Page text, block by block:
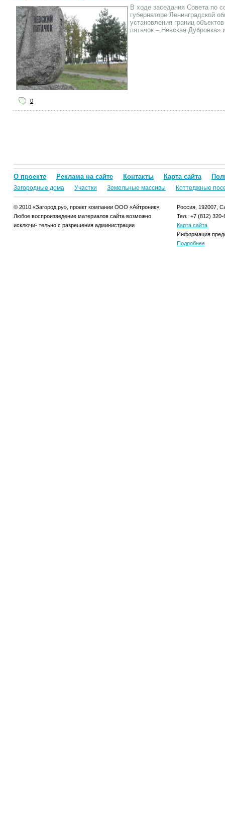
В ходе заседания Совета по
губернаторе Ленинградской
установления границ
пятачок – Невская
0
О проекте Реклама на сайте Контакты Карта сайта
Загородные дома Участки Земельные массивы Коттеджные
© 2010 «Загород.ру», проект компании ООО «Айтроник».
Любое воспроизведение материалов сайта возможно
исключи- тельно с разрешения администрации
Россия, 192007,
Тел.: +7 (812) 320-
Карта сайта
Информация
Подробнее